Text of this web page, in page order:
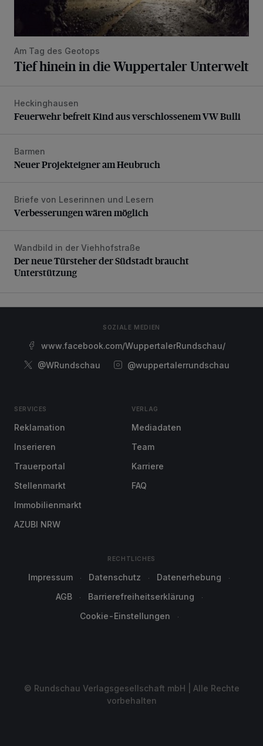
Am Tag des Geotops
Tief hinein in die Wuppertaler Unterwelt
Feuerwehr befreit Kind aus verschlossenem VW Bulli
Heckinghausen
Feuerwehr befreit Kind aus verschlossenem VW Bulli
Neuer Projekteigner am Heubruch
Barmen
Neuer Projekteigner am Heubruch
Verbesserungen wären möglich
Briefe von Leserinnen und Lesern
Verbesserungen wären möglich
Der neue Türsteher der Südstadt braucht Unterstützung
Wandbild in der Viehhofstraße
Der neue Türsteher der Südstadt braucht
Unterstützung
SOZIALE MEDIEN
www.facebook.com/WuppertalerRundschau/
@WRundschau
@wuppertalerrundschau
SERVICES
Reklamation
Inserieren
Trauerportal
Stellenmarkt
Immobilienmarkt
AZUBI NRW
VERLAG
Mediadaten
Team
Karriere
FAQ
RECHTLICHES
Impressum Datenschutz
Datenerhebung
AGB
Barrierefreiheitserklärung
Cookie-Einstellungen
© Rundschau Verlagsgesellschaft mbH | Alle Rechte
vorbehalten